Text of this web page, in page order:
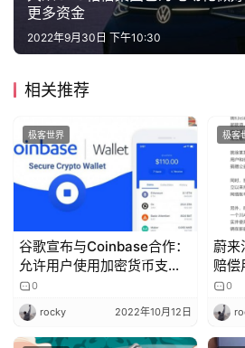
更多资金
2022年9月30日 下午10:30
相关推荐
极客世界
谷歌宣布与Coinbase合作：
允许用户使用加密货币支付
云服务
0
rocky 2022年10月12日
极客
蔚来
赔偿
“小
0